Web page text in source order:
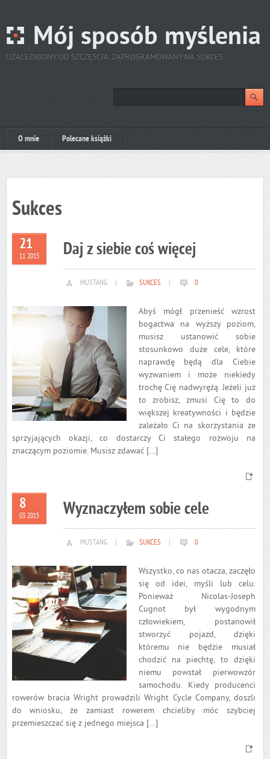
Mój sposób myślenia
UZALEŻNIONY OD SZCZĘŚCIA. ZAPROGRAMOWANY NA SUKCES.
O mnie Polecane książki
Sukces
21
11 2015 Daj z siebie coś więcej
MUSTANG SUKCES 0
Abyś mógł przenieść wzrost
bogactwa na wyższy poziom,
musisz ustanowić sobie
stosunkowo duże cele, które
naprawdę będą dla Ciebie
wyzwaniem i może niekiedy
trochę Cię nadwyrężą. Jeżeli już
to zrobisz, zmusi Cię to do
większej kreatywności i będzie
zależało Ci na skorzystania ze
sprzyjających okazji, co dostarczy Ci stałego rozwoju na
znaczącym poziomie. Musisz zdawać […]
8
03 2015 Wyznaczyłem sobie cele
MUSTANG SUKCES 0
Wszystko, co nas otacza, zaczęło
się od idei, myśli lub celu.
Ponieważ Nicolas-Joseph
Cugnot był wygodnym
człowiekiem, postanowił
stworzyć pojazd, dzięki
któremu nie będzie musiał
chodzić na piechtę, to dzięki
niemu powstał pierwowzór
samochodu. Kiedy producenci
rowerów bracia Wright prowadzili Wright Cycle Company, doszli
do wniosku, że zamiast rowerem chcieliby móc szybciej
przemieszczać się z jednego miejsca […]